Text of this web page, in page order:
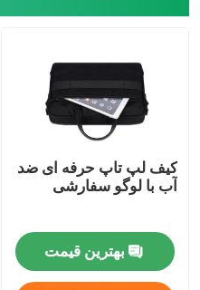
کیف لپ تاپ حرفه ای ضد
آب با لوگو سفارشی
بهترین قیمت